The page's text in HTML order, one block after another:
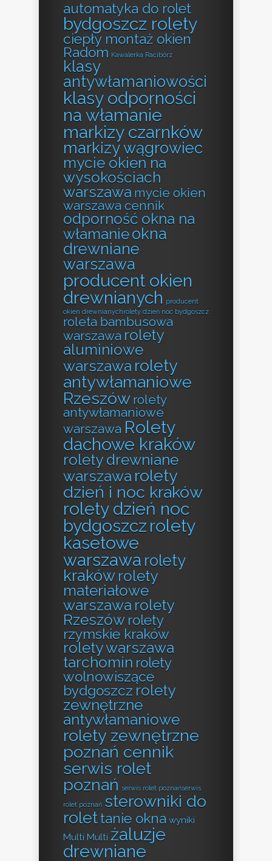
automatyka do rolet
bydgoszcz rolety
ciepły montaż okien
Radom Kawalerka Racibórz
klasy
antywłamaniowości
klasy odporności
na włamanie
markizy czarnków
markizy wągrowiec
mycie okien na
wysokościach
warszawa mycie okien
warszawa cennik
odporność okna na
włamanieokna
drewniane
warszawa
producent okien
drewnianych producent
okien drewnianychrolety dzień noc bydgoszcz
roleta bambusowa
warszawa rolety
aluminiowe
warszawa rolety
antywłamaniowe
Rzeszów rolety
antywłamaniowe
warszawa Rolety
dachowe kraków
rolety drewniane
warszawa rolety
dzień i noc kraków
rolety dzień noc
bydgoszcz rolety
kasetowe
warszawa rolety
kraków rolety
materiałowe
warszawa rolety
Rzeszów rolety
rzymskie kraków
rolety warszawa
tarchomin rolety
wolnowiszące
bydgoszcz rolety
zewnętrzne
antywłamaniowe
rolety zewnętrzne
poznań cennik
serwis rolet
poznań serwis rolet poznańserwis
rolet poznań sterowniki do
rolettanie okna wyniki
Multi Multi żaluzje
drewniane